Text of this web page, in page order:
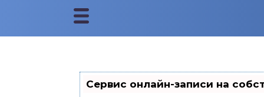
Сервис онлайн-записи на
прически 2018
стрижки 2018